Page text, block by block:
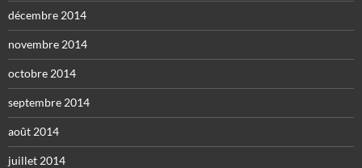
décembre 2014
novembre 2014
octobre 2014
septembre 2014
août 2014
juillet 2014